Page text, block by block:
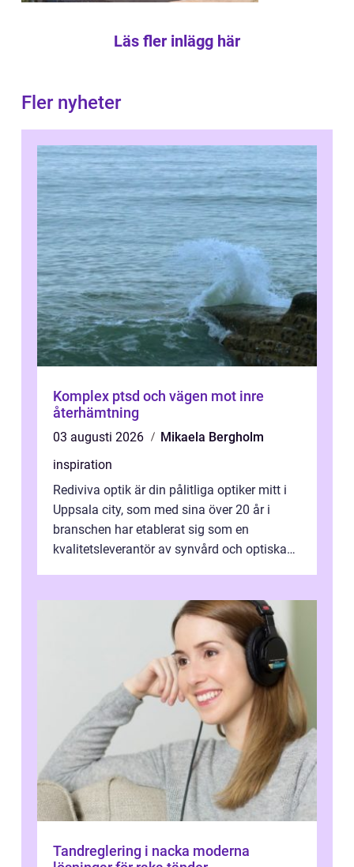
Läs fler inlägg här
Fler nyheter
Komplex ptsd och vägen mot inre
återhämtning
03 augusti 2026
Mikaela Bergholm
inspiration
Rediviva optik är din pålitliga optiker mitt i
Uppsala city, som med sina över 20 år i
branschen har etablerat sig som en
kvalitetsleverantör av synvård och optiska
Tandreglering i nacka moderna